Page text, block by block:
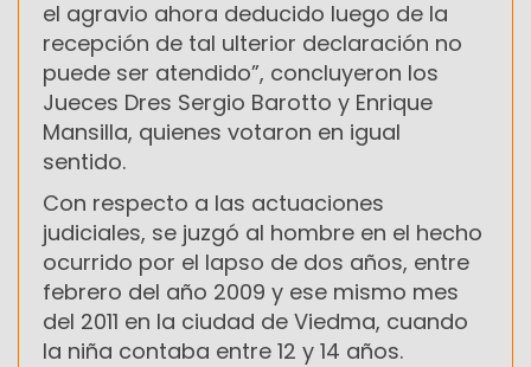
el agravio ahora deducido luego de la
recepción de tal ulterior declaración no
puede ser atendido”, concluyeron los
Jueces Dres Sergio Barotto y Enrique
Mansilla, quienes votaron en igual
sentido.
Con respecto a las actuaciones
judiciales, se juzgó al hombre en el hecho
ocurrido por el lapso de dos años, entre
febrero del año 2009 y ese mismo mes
del 2011 en la ciudad de Viedma, cuando
la niña contaba entre 12 y 14 años.